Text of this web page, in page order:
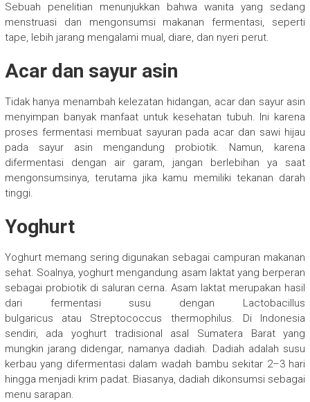
Sebuah penelitian menunjukkan bahwa wanita yang sedang
menstruasi dan mengonsumsi makanan fermentasi, seperti
tape, lebih jarang mengalami mual, diare, dan nyeri perut.
Acar dan sayur asin
Tidak hanya menambah kelezatan hidangan, acar dan sayur asin
menyimpan banyak manfaat untuk kesehatan tubuh. Ini karena
proses fermentasi membuat sayuran pada acar dan sawi hijau
pada sayur asin mengandung probiotik. Namun, karena
difermentasi dengan air garam, jangan berlebihan ya saat
mengonsumsinya, terutama jika kamu memiliki tekanan darah
tinggi.
Yoghurt
Yoghurt memang sering digunakan sebagai campuran makanan
sehat. Soalnya, yoghurt mengandung asam laktat yang berperan
sebagai probiotik di saluran cerna. Asam laktat merupakan hasil
dari fermentasi susu dengan Lactobacillus
bulgaricus atau Streptococcus thermophilus. Di Indonesia
sendiri, ada yoghurt tradisional asal Sumatera Barat yang
mungkin jarang didengar, namanya dadiah. Dadiah adalah susu
kerbau yang difermentasi dalam wadah bambu sekitar 2–3 hari
hingga menjadi krim padat. Biasanya, dadiah dikonsumsi sebagai
menu sarapan.